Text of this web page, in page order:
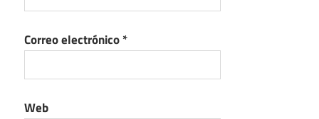
Correo electrónico*
Web